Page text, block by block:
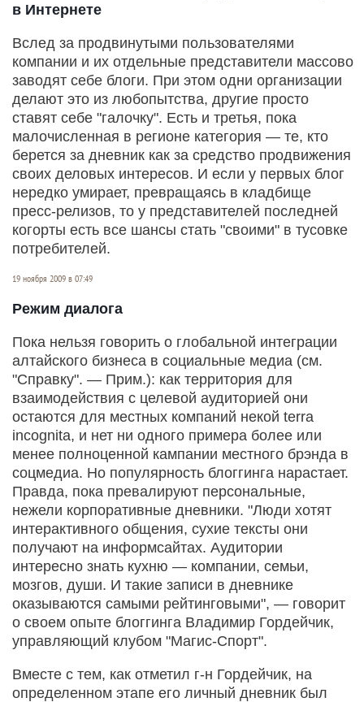
в Интернете
Вслед за продвинутыми пользователями
компании и их отдельные представители массово
заводят себе блоги. При этом одни организации
делают это из любопытства, другие просто
ставят себе "галочку". Есть и третья, пока
малочисленная в регионе категория — те, кто
берется за дневник как за средство продвижения
своих деловых интересов. И если у первых блог
нередко умирает, превращаясь в кладбище
пресс-релизов, то у представителей последней
когорты есть все шансы стать "своими" в тусовке
потребителей.
19 ноября 2009 в 07:49
Режим диалога
Пока нельзя говорить о глобальной интеграции
алтайского бизнеса в социальные медиа (см.
"Справку". — Прим.): как территория для
взаимодействия с целевой аудиторией они
остаются для местных компаний некой terra
incognita, и нет ни одного примера более или
менее полноценной кампании местного брэнда в
соцмедиа. Но популярность блоггинга нарастает.
Правда, пока превалируют персональные,
нежели корпоративные дневники. "Люди хотят
интерактивного общения, сухие тексты они
получают на информсайтах. Аудитории
интересно знать кухню — компании, семьи,
мозгов, души. И такие записи в дневнике
оказываются самыми рейтинговыми", — говорит
о своем опыте блоггинга Владимир Гордейчик,
управляющий клубом "Магис-Спорт".
Вместе с тем, как отметил г-н Гордейчик, на
определенном этапе его личный дневник был